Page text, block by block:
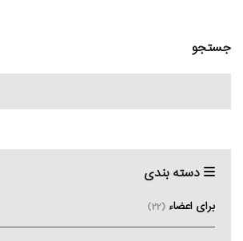
جستجو
دسته بندی
برای اعضاء (22)